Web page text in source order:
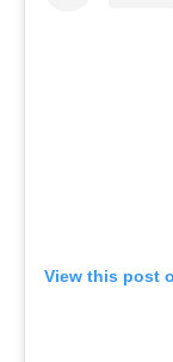
View this post